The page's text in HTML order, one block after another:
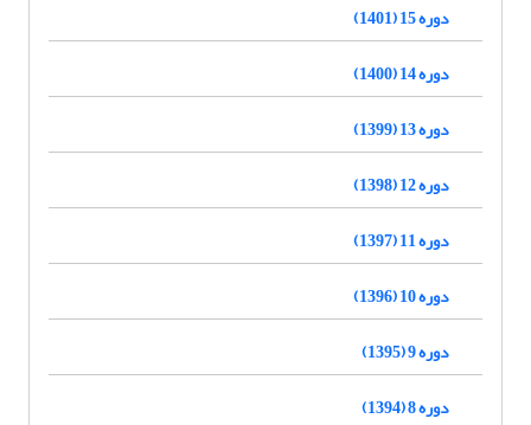
دوره 15 (1401)
دوره 14 (1400)
دوره 13 (1399)
دوره 12 (1398)
دوره 11 (1397)
دوره 10 (1396)
دوره 9 (1395)
دوره 8 (1394)